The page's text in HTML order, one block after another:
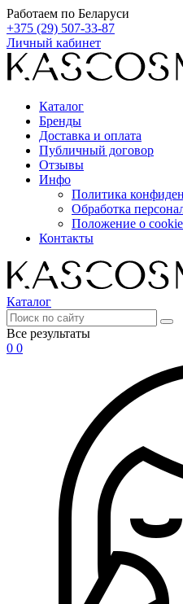
Работаем по Беларуси
+375 (29) 507-33-87
Личный кабинет
Каталог
Бренды
Доставка и оплата
Публичный договор
Отзывы
Инфо
Политика
Обработка
Положение о
Контакты
Каталог
Все результаты
0 0